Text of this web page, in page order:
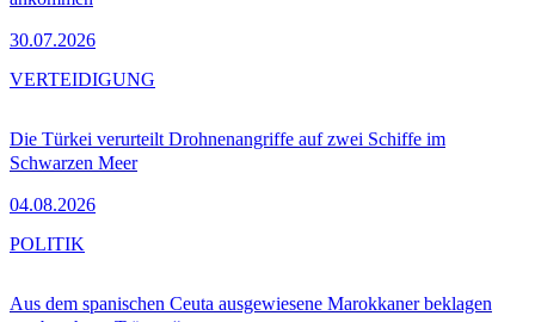
30.07.2026
Die Türkei verurteilt Drohnenangriffe auf zwei Schiffe im
Schwarzen Meer
04.08.2026
VERTEIDIGUNG
Aus dem spanischen Ceuta ausgewiesene Marokkaner beklagen
POLITIK